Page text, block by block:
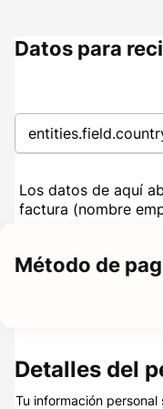
Datos para
Los datos de aquí
factura (nombre
Método de
Detalles del
Tu información